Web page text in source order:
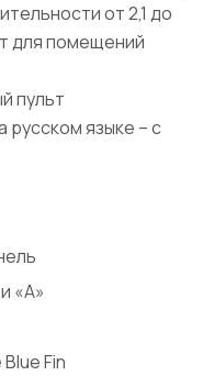
от 2,1 до
для помещений
пульт
русском языке – с
«А»
Fin